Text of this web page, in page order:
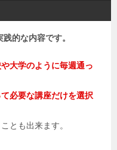
的な内容です。
大学のように毎週通っ
必要な講座だけを選択
とも出来ます。